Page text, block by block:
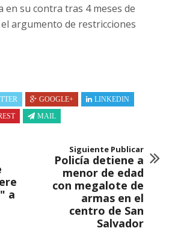
su contra tras 4 meses de
argumento de restricciones
GOOGLE+
LINKEDIN
MAIL
a
Siguiente Publicar
Policía detiene a
menor de edad
con megalote de
armas en el
centro de San
Salvador